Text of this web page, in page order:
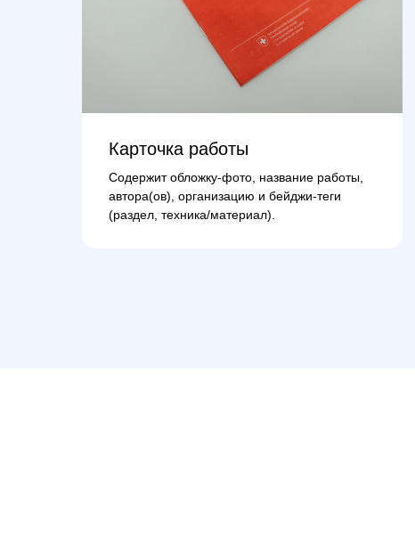
Карточка работы
Содержит обложку-фото, название работы,
автора(ов), организацию и бейджи-теги
(раздел, техника/материал).